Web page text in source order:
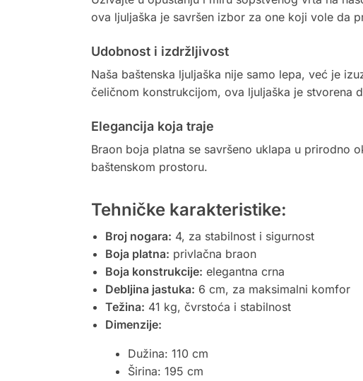
ova ljuljaška je savršen izbor za one koji vole da
Udobnost i izdržljivost
Naša baštenska ljuljaška nije samo lepa, već je
čeličnom konstrukcijom, ova ljuljaška je stvorena
Elegancija koja traje
Braon boja platna se savršeno uklapa u prirodno
baštenskom prostoru.
Tehničke karakteristike:
Broj nogara: 4, za stabilnost i sigurnost
Boja platna: privlačna braon
Boja konstrukcije: elegantna crna
Debljina jastuka: 6 cm, za maksimalni komfor
Težina: 41 kg, čvrstoća i stabilnost
Dimenzije:
Dužina: 110 cm
Širina: 195 cm